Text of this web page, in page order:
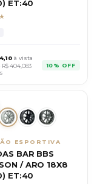
ET:40
à vista
R$404,083
10% OFF
ESPORTIVA
BAR BBS
/ ARO 18X8
ET:40